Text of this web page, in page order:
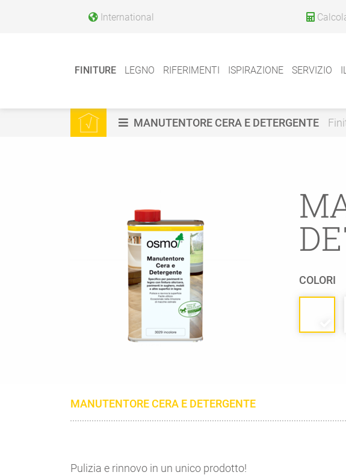
International
FINITURE LEGNO RIFERIMENTI ISPIRAZIONE SERVIZIO
MANUTENTORE CERA E DETERGENTE
COLORI
MANUTENTORE CERA E DETERGENTE
Pulizia e rinnovo in un unico prodotto!